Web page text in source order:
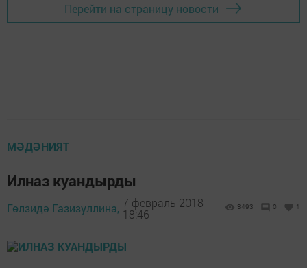
Перейти на страницу новости
МӘДӘНИЯТ
Илназ куандырды
Гөлзидә Газизуллина, 7 февраль 2018 -
18:46
3493 0 1